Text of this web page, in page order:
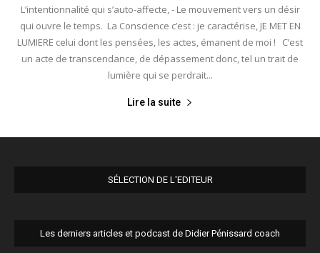
L’intentionnalité qui s’auto-affecte, - Le mouvement vers un désir
qui ouvre le temps. La Conscience c’est : je caractérise, JE MET EN
LUMIERE celui dont les pensées, les actes, émanent de moi ! C’est
un acte de transcendance, de dépassement donc, tel un trait de
lumière qui se perdrait...
Lire la suite
SÉLECTION DE L'EDITEUR
Les derniers articles et podcast de Didier Pénissard coach